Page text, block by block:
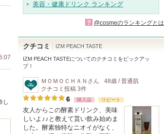
し
美容・健康ドリンク ランキング
? @cosmeのランキングとは
クチコミ IZM PEACH TASTE
IZM PEACH TASTEについてのクチコミをピックアッ
プ！
ＭＯＭＯＣＨＡＮ さん
48歳 / 普通肌
クチコミ投稿 3件
6 購入品 リピート
友人からこの酵素ドリンク、美味
しいよ♪♪と教えて貰い飲み始めま
した。酵素独特なニオイがなく、